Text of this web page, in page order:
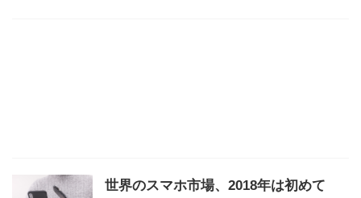
世界のスマホ市場、2018年は初めて